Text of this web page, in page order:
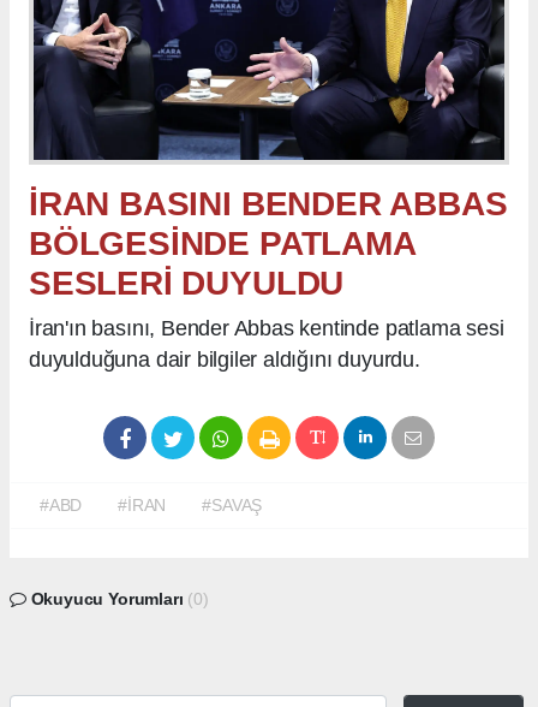
İRAN BASINI BENDER ABBAS
BÖLGESİNDE PATLAMA
SESLERİ DUYULDU
İran'ın basını, Bender Abbas kentinde patlama sesi
duyulduğuna dair bilgiler aldığını duyurdu.
#ABD #İRAN #SAVAŞ
Okuyucu Yorumları (0)